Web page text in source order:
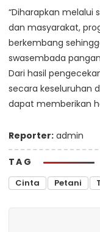
“Diharapkan melalui
dan masyarakat,
berkembang
swasembada
Dari hasil
secara keseluruhan
dapat memberikan
Reporter: admin
TAG
Cinta Petani